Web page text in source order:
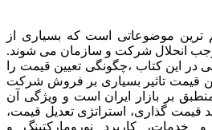
موضوعاتی است که بسیاری از
انحلال شرکت و سازمان می شوند.
در این کتاب ،چگونگی تعیین قیمت را
قیمت تاثیر بسیاری بر فروش شرکت
بر بازار ایران است و ویژگی آن
قیمت گذاری، استراتژی تعدیل قیمت،
کاربرد نورومارکتینگ و